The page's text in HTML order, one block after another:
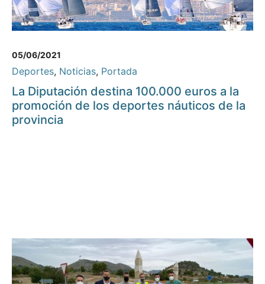
05/06/2021
Deportes, Noticias, Portada
La Diputación destina 100.000 euros a la
promoción de los deportes náuticos de la
provincia